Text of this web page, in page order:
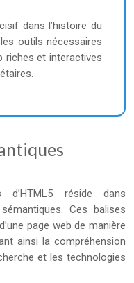
dans l’histoire du
outils nécessaires
riches et interactives
d’HTML5 réside dans
Ces balises
page web de manière
ainsi la compréhension
et les technologies